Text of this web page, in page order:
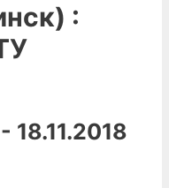
:
- 18.11.2018